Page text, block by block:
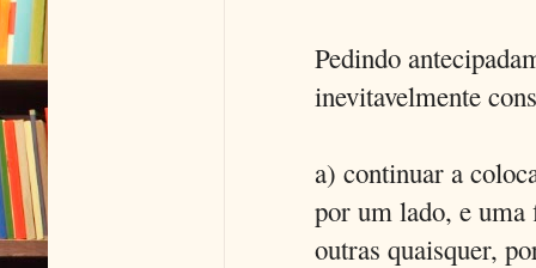
Pedindo
inevitavelmente
a) continuar a
por um lado, e uma
outras quaisquer,